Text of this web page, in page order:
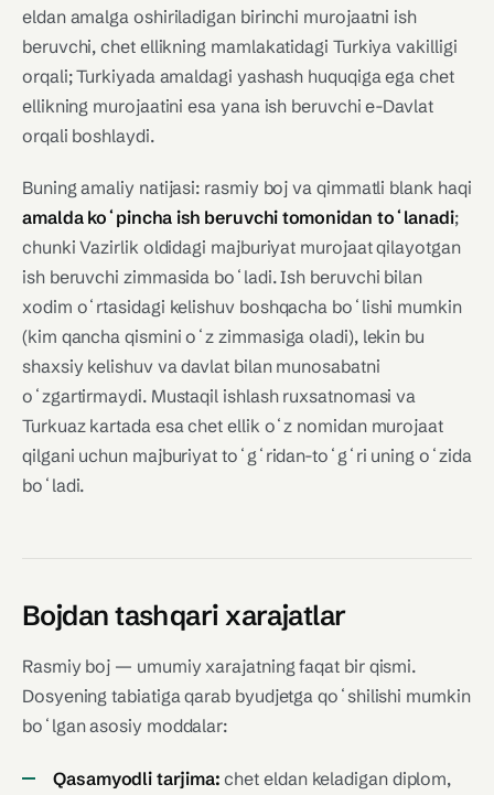
eldan amalga oshiriladigan birinchi murojaatni ish
beruvchi, chet ellikning mamlakatidagi Turkiya vakilligi
orqali; Turkiyada amaldagi yashash huquqiga ega chet
ellikning murojaatini esa yana ish beruvchi e-Davlat
orqali boshlaydi.
Buning amaliy natijasi: rasmiy boj va qimmatli blank haqi
amalda koʻpincha ish beruvchi tomonidan toʻlanadi;
chunki Vazirlik oldidagi majburiyat murojaat qilayotgan
ish beruvchi zimmasida boʻladi. Ish beruvchi bilan
xodim oʻrtasidagi kelishuv boshqacha boʻlishi mumkin
(kim qancha qismini oʻz zimmasiga oladi), lekin bu
shaxsiy kelishuv va davlat bilan munosabatni
oʻzgartirmaydi. Mustaqil ishlash ruxsatnomasi va
Turkuaz kartada esa chet ellik oʻz nomidan murojaat
qilgani uchun majburiyat toʻgʻridan-toʻgʻri uning oʻzida
boʻladi.
Bojdan tashqari xarajatlar
Rasmiy boj — umumiy xarajatning faqat bir qismi.
Dosyening tabiatiga qarab byudjetga qoʻshilishi mumkin
boʻlgan asosiy moddalar:
Qasamyodli tarjima: chet eldan keladigan diplom,